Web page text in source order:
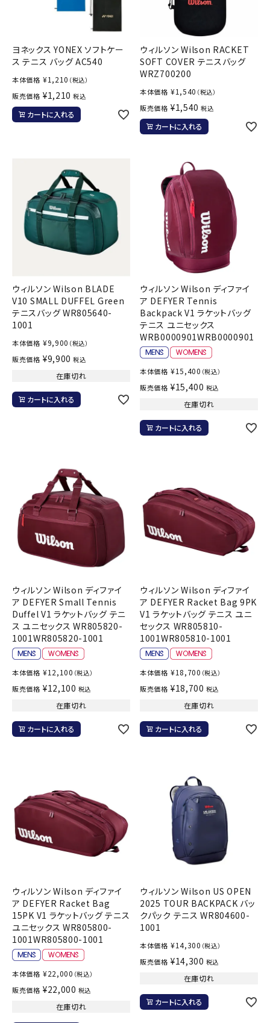
ヨネックス YONEX ソフトケー
ス テニス バッグ AC540
本体価格 ¥1,210 （税込）
販売価格 ¥1,210 税込
カートに入れる
ウィルソン Wilson RACKET
SOFT COVER テニスバッグ
WRZ700200
本体価格 ¥1,540 （税込）
販売価格 ¥1,540 税込
カートに入れる
ウィルソン Wilson BLADE
V10 SMALL DUFFEL Green
テニスバッグ WR805640-
1001
本体価格 ¥9,900 （税込）
販売価格 ¥9,900 税込
在庫切れ
カートに入れる
ウィルソン Wilson ディファイ
ア DEFYER Tennis
Backpack V1 ラケットバッグ
テニス ユニセックス
WRB0000901WRB0000901
本体価格 ¥15,400 （税込）
販売価格 ¥15,400 税込
在庫切れ
カートに入れる
ウィルソン Wilson ディファイ
ア DEFYER Small Tennis
Duffel V1 ラケットバッグ テニ
ス ユニセックス WR805820-
1001WR805820-1001
本体価格 ¥12,100 （税込）
販売価格 ¥12,100 税込
在庫切れ
カートに入れる
ウィルソン Wilson ディファイ
ア DEFYER Racket Bag 9PK
V1 ラケットバッグ テニス ユニ
セックス WR805810-
1001WR805810-1001
本体価格 ¥18,700 （税込）
販売価格 ¥18,700 税込
在庫切れ
カートに入れる
ウィルソン Wilson ディファイ
ア DEFYER Racket Bag
15PK V1 ラケットバッグ テニス
ユニセックス WR805800-
1001WR805800-1001
本体価格 ¥22,000 （税込）
販売価格 ¥22,000 税込
在庫切れ
ウィルソン Wilson US OPEN
2025 TOUR BACKPACK バッ
クパック テニス WR804600-
1001
本体価格 ¥14,300 （税込）
販売価格 ¥14,300 税込
在庫切れ
カートに入れる